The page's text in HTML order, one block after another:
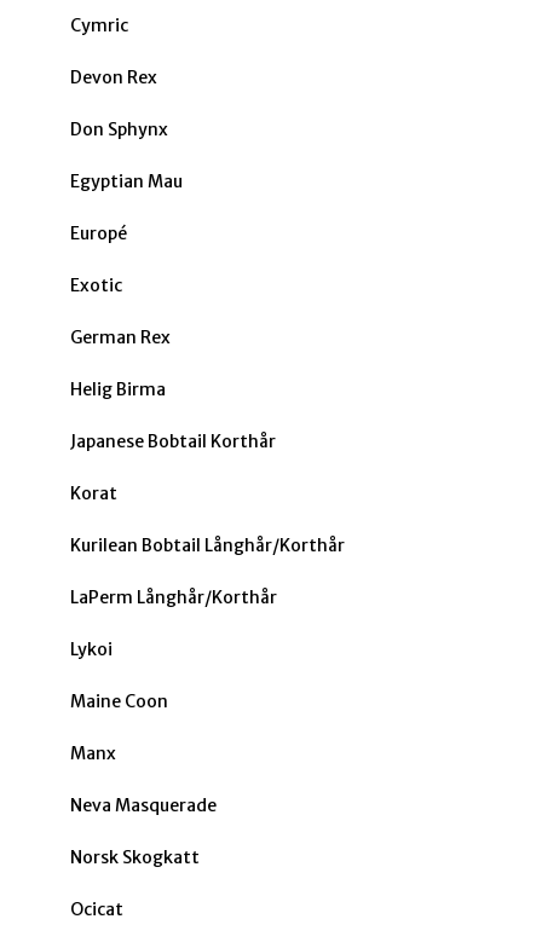
Cymric
Devon Rex
Don Sphynx
Egyptian Mau
Europé
Exotic
German Rex
Helig Birma
Japanese Bobtail Korthår
Korat
Kurilean Bobtail Långhår/Korthår
LaPerm Långhår/Korthår
Lykoi
Maine Coon
Manx
Neva Masquerade
Norsk Skogkatt
Ocicat